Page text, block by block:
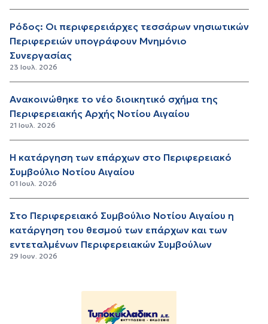
Ρόδος: Οι περιφερειάρχες τεσσάρων νησιωτικών
Περιφερειών υπογράφουν Μνημόνιο
Συνεργασίας
23 Ιουλ. 2026
Ανακοινώθηκε το νέο διοικητικό σχήμα της
Περιφερειακής Αρχής Νοτίου Αιγαίου
21 Ιουλ. 2026
Η κατάργηση των επάρχων στο Περιφερειακό
Συμβούλιο Νοτίου Αιγαίου
01 Ιουλ. 2026
Στο Περιφερειακό Συμβούλιο Νοτίου Αιγαίου η
κατάργηση του θεσμού των επάρχων και των
εντεταλμένων Περιφερειακών Συμβούλων
29 Ιουν. 2026